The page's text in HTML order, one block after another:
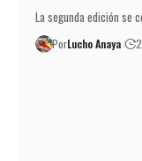
La segunda edición se
PorLucho Anaya